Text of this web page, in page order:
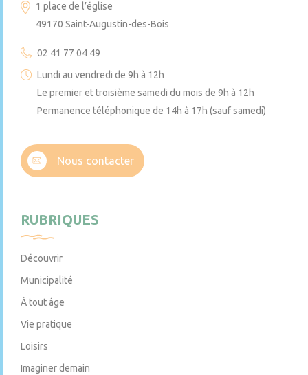
1 place de l’église
49170 Saint-Augustin-des-Bois
02 41 77 04 49
Lundi au vendredi de 9h à 12h
Le premier et troisième samedi du mois de 9h à 12h
Permanence téléphonique de 14h à 17h (sauf samedi)
Nous contacter
RUBRIQUES
Découvrir
Municipalité
À tout âge
Vie pratique
Loisirs
Imaginer demain